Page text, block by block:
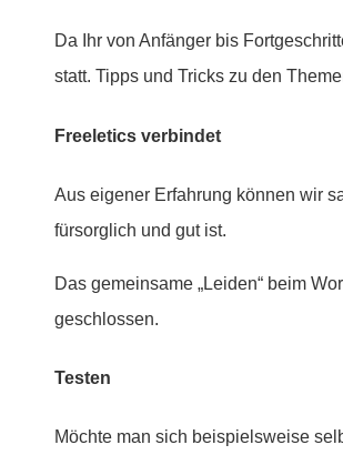
Da Ihr von Anfänger bis
statt. Tipps und Tricks zu den
Freeletics verbindet
Aus eigener Erfahrung können wir
fürsorglich und gut ist.
Das gemeinsame „Leiden“ beim
geschlossen.
Testen
Möchte man sich beispielsweise